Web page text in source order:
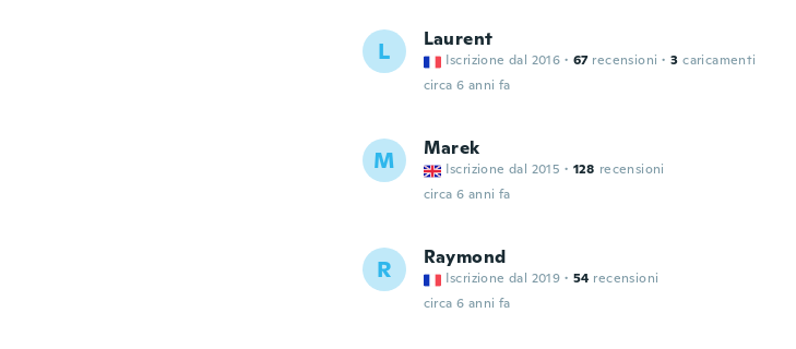
L Laurent
Iscrizione dal 2016 · 67 recensioni · 3 caricamenti
circa 6 anni fa
M Marek
Iscrizione dal 2015 · 128 recensioni
circa 6 anni fa
R Raymond
Iscrizione dal 2019 · 54 recensioni
circa 6 anni fa